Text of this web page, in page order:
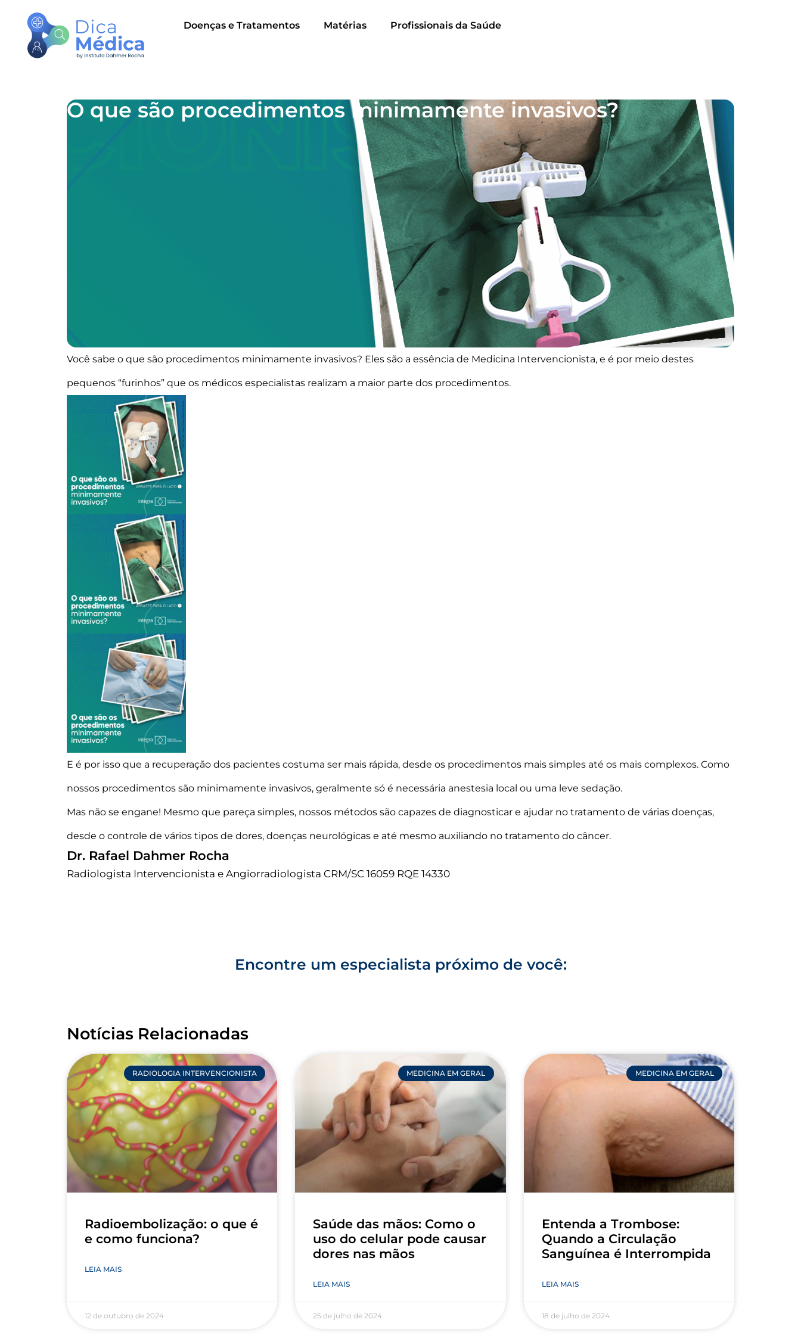
Doenças e Tratamentos Matérias Profissionais da Saúde
O que são procedimentos minimamente invasivos?
Você sabe o que são procedimentos minimamente invasivos? Eles são a essência de Medicina Intervencionista, e é por meio destes
pequenos “furinhos” que os médicos especialistas realizam a maior parte dos procedimentos.
E é por isso que a recuperação dos pacientes costuma ser mais rápida, desde os procedimentos mais simples até os mais complexos. Como
nossos procedimentos são minimamente invasivos, geralmente só é necessária anestesia local ou uma leve sedação.
Mas não se engane! Mesmo que pareça simples, nossos métodos são capazes de diagnosticar e ajudar no tratamento de várias doenças,
desde o controle de vários tipos de dores, doenças neurológicas e até mesmo auxiliando no tratamento do câncer.
Dr. Rafael Dahmer Rocha
Radiologista Intervencionista e Angiorradiologista CRM/SC 16059 RQE 14330
Encontre um especialista próximo de você:
Notícias Relacionadas
RADIOLOGIA INTERVENCIONISTA
Radioembolização: o que é
e como funciona?
LEIA MAIS
12 de outubro de 2024
MEDICINA EM GERAL
Saúde das mãos: Como o
uso do celular pode causar
dores nas mãos
LEIA MAIS
25 de julho de 2024
MEDICINA EM GERAL
Entenda a Trombose:
Quando a Circulação
Sanguínea é Interrompida
LEIA MAIS
18 de julho de 2024